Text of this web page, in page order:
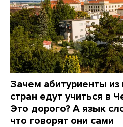
Зачем абитуриенты из
стран едут учиться в
Это дорого? А язык
что говорят они сами